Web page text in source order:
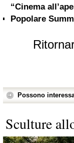
“Cinema
Popolare
Possono
Sculture